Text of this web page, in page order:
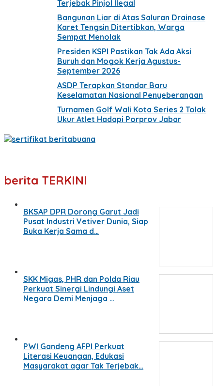
Terjebak Pinjol Ilegal
Bangunan Liar di Atas Saluran Drainase
Karet Tengsin Ditertibkan, Warga
Sempat Menolak
Presiden KSPI Pastikan Tak Ada Aksi
Buruh dan Mogok Kerja Agustus-
September 2026
ASDP Terapkan Standar Baru
Keselamatan Nasional Penyeberangan
Turnamen Golf Wali Kota Series 2 Tolak
Ukur Atlet Hadapi Porprov Jabar
berita TERKINI
BKSAP DPR Dorong Garut Jadi
Pusat Industri Vetiver Dunia, Siap
Buka Kerja Sama d…
SKK Migas, PHR dan Polda Riau
Perkuat Sinergi Lindungi Aset
Negara Demi Menjaga …
PWI Gandeng AFPI Perkuat
Literasi Keuangan, Edukasi
Masyarakat agar Tak Terjebak…